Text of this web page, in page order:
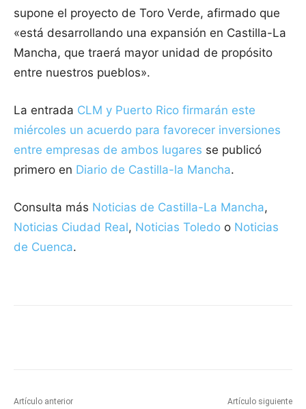
supone el proyecto de Toro Verde, afirmado que
«está desarrollando una expansión en Castilla-La
Mancha, que traerá mayor unidad de propósito
entre nuestros pueblos».
La entrada CLM y Puerto Rico firmarán este
miércoles un acuerdo para favorecer inversiones
entre empresas de ambos lugares se publicó
primero en Diario de Castilla-la Mancha.
Consulta más Noticias de Castilla-La Mancha,
Noticias Ciudad Real, Noticias Toledo o Noticias
de Cuenca.
Artículo anterior Artículo siguiente